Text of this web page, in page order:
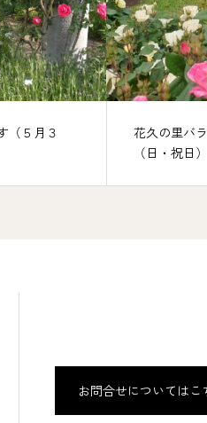
園のようす ５月３日
日
お問合せについてはこ